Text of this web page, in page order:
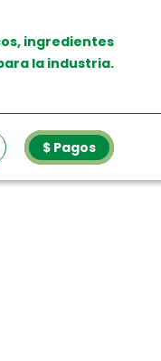
ingredientes
la industria.
$ Pagos